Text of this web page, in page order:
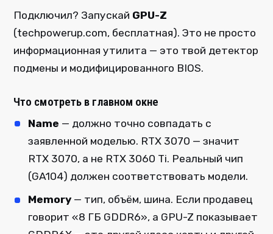
Подключил? Запускай GPU-Z
(techpowerup.com, бесплатная). Это не просто
информационная утилита — это твой детектор
подмены и модифицированного BIOS.
Что смотреть в главном окне
Name — должно точно совпадать с
заявленной моделью. RTX 3070 — значит
RTX 3070, а не RTX 3060 Ti. Реальный чип
(GA104) должен соответствовать модели.
Memory — тип, объём, шина. Если продавец
говорит «8 ГБ GDDR6», а GPU-Z показывает